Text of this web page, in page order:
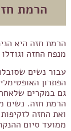
הרמת
הרמת חזה היא
מנפח החזה
עבור נשים
הפתרון
גם במקרים
הרמת חזה. נשים
ואת החזה
ממועד סיום